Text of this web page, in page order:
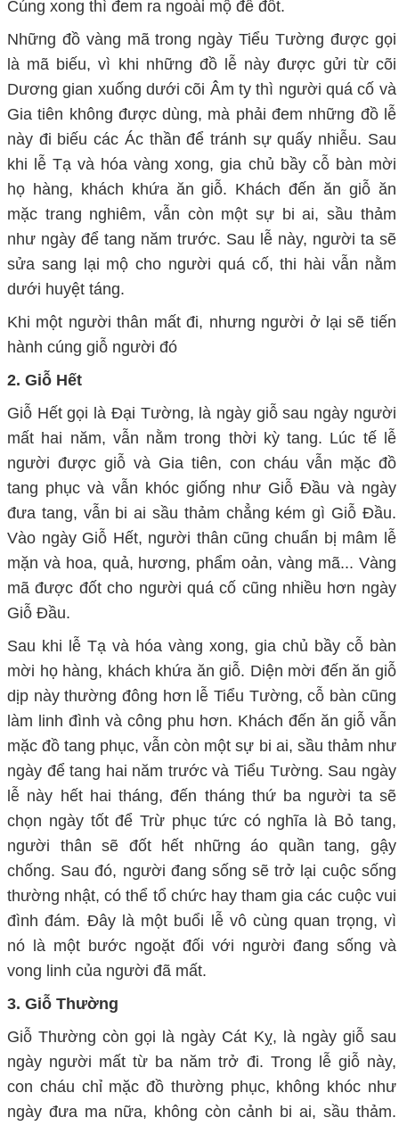
Cúng xong thì đem ra ngoài mộ để đốt.
Những đồ vàng mã trong ngày Tiểu Tường được gọi
là mã biếu, vì khi những đồ lễ này được gửi từ cõi
Dương gian xuống dưới cõi Âm ty thì người quá cố và
Gia tiên không được dùng, mà phải đem những đồ lễ
này đi biếu các Ác thần để tránh sự quấy nhiễu. Sau
khi lễ Tạ và hóa vàng xong, gia chủ bầy cỗ bàn mời
họ hàng, khách khứa ăn giỗ. Khách đến ăn giỗ ăn
mặc trang nghiêm, vẫn còn một sự bi ai, sầu thảm
như ngày để tang năm trước. Sau lễ này, người ta sẽ
sửa sang lại mộ cho người quá cố, thi hài vẫn nằm
dưới huyệt táng.
Khi một người thân mất đi, nhưng người ở lại sẽ tiến
hành cúng giỗ người đó
2. Giỗ Hết
Giỗ Hết gọi là Đại Tường, là ngày giỗ sau ngày người
mất hai năm, vẫn nằm trong thời kỳ tang. Lúc tế lễ
người được giỗ và Gia tiên, con cháu vẫn mặc đồ
tang phục và vẫn khóc giống như Giỗ Đầu và ngày
đưa tang, vẫn bi ai sầu thảm chẳng kém gì Giỗ Đầu.
Vào ngày Giỗ Hết, người thân cũng chuẩn bị mâm lễ
mặn và hoa, quả, hương, phẩm oản, vàng mã... Vàng
mã được đốt cho người quá cố cũng nhiều hơn ngày
Giỗ Đầu.
Sau khi lễ Tạ và hóa vàng xong, gia chủ bầy cỗ bàn
mời họ hàng, khách khứa ăn giỗ. Diện mời đến ăn giỗ
dịp này thường đông hơn lễ Tiểu Tường, cỗ bàn cũng
làm linh đình và công phu hơn. Khách đến ăn giỗ vẫn
mặc đồ tang phục, vẫn còn một sự bi ai, sầu thảm như
ngày để tang hai năm trước và Tiểu Tường. Sau ngày
lễ này hết hai tháng, đến tháng thứ ba người ta sẽ
chọn ngày tốt để Trừ phục tức có nghĩa là Bỏ tang,
người thân sẽ đốt hết những áo quần tang, gậy
chống. Sau đó, người đang sống sẽ trở lại cuộc sống
thường nhật, có thể tổ chức hay tham gia các cuộc vui
đình đám. Đây là một buổi lễ vô cùng quan trọng, vì
nó là một bước ngoặt đối với người đang sống và
vong linh của người đã mất.
3. Giỗ Thường
Giỗ Thường còn gọi là ngày Cát Kỵ, là ngày giỗ sau
ngày người mất từ ba năm trở đi. Trong lễ giỗ này,
con cháu chỉ mặc đồ thường phục, không khóc như
ngày đưa ma nữa, không còn cảnh bi ai, sầu thảm.